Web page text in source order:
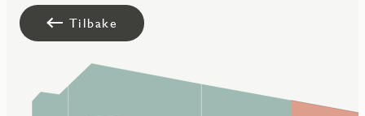
Tilbake